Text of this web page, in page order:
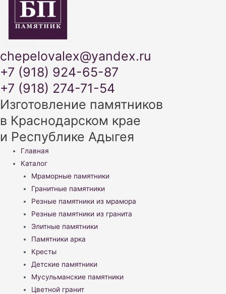
chepelovalex@yandex.ru
+7 (918) 924-65-87
+7 (918) 274-71-54
Изготовление памятников
в Краснодарском крае
и Республике Адыгея
Меню
Главная
Каталог
Мраморные памятники
Гранитные памятники
Резные памятники из мрамора
Резные памятники из гранита
Элитные памятники
Памятники арка
Кресты
Детские памятники
Мусульманские памятники
Цветной гранит